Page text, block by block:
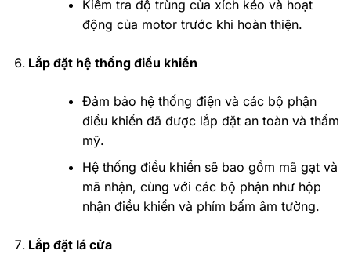
Kiểm tra độ trùng của xích kéo và hoạt
động của motor trước khi hoàn thiện.
Lắp đặt hệ thống điều khiển
Đảm bảo hệ thống điện và các bộ phận
điều khiển đã được lắp đặt an toàn và thẩm
mỹ.
Hệ thống điều khiển sẽ bao gồm mã gạt và
mã nhận, cùng với các bộ phận như hộp
nhận điều khiển và phím bấm âm tường.
Lắp đặt lá cửa